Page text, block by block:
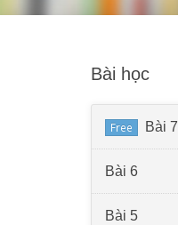
Bài học
Free Bài 7
Bài 6
Bài 5